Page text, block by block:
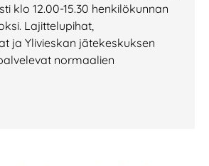
klo 12.00-15.30 henkilökunnan
Lajittelupihat,
ja Ylivieskan jätekeskuksen
normaalien